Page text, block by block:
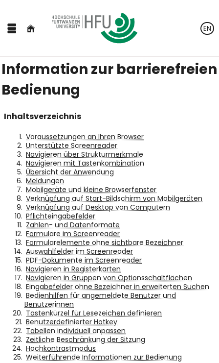
EN
Information zur barrierefreien
Bedienung
Inhaltsverzeichnis
Voraussetzungen an Ihren Browser
Unterstützte Screenreader
Navigieren über Strukturmerkmale
Navigieren mit Tastenkombination
Übersicht der Anwendung
Meldungen
Mobilgeräte und kleine Browserfenster
Verknüpfung auf Start-Bildschirm von Mobilgeräten
Verknüpfung auf Desktop von Computern
Pflichteingabefelder
Zahlen- und Datenformate
Formulare im Screenreader
Formularelemente ohne sichtbare Bezeichner
Auswahlfelder im Screenreader
PDF-Dokumente im Screenreader
Navigieren in Registerkarten
Navigieren in Gruppen von Optionsschaltflächen
Eingabefelder ohne Bezeichner in erweiterten Suchen
Bedienhilfen für angemeldete Benutzer und
Benutzerinnen
Tastenkürzel für Lesezeichen definieren
Benutzerdefinierter Hotkey
Tabellen individuell anpassen
Zeitliche Beschränkung der Sitzung
Hochkontrastmodus
Weiterführende Informationen zur Bedienung